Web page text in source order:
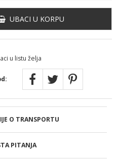
UBACI U KORPU
u listu želja
O TRANSPORTU
PITANJA